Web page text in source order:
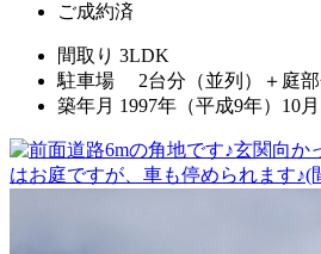
ご成約済
間取り 3LDK
駐車場
2台分（並列）＋庭
築年月 1997年（平成9年）10月